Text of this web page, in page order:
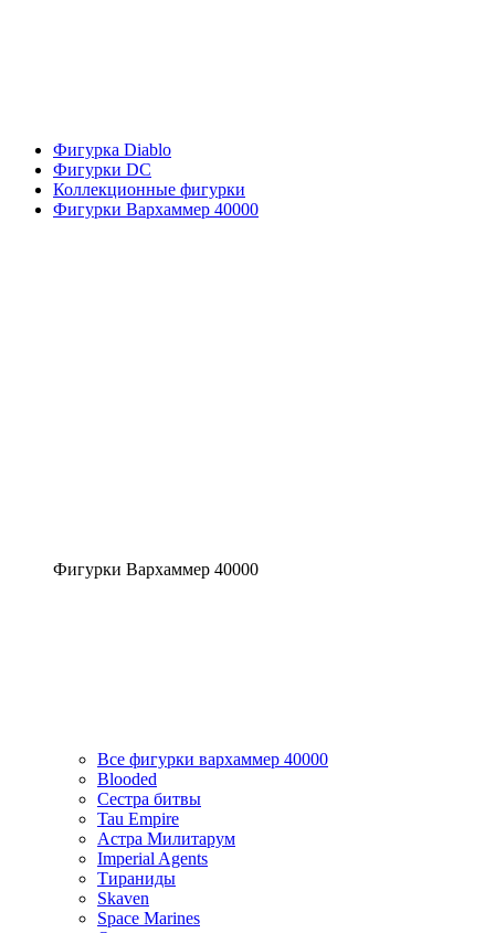
Фигурка Diablo
Фигурки DC
Коллекционные фигурки
Фигурки Вархаммер 40000
Фигурки Вархаммер 40000
Все фигурки вархаммер 40000
Blooded
Сестра битвы
Tau Empire
Астра Милитарум
Imperial Agents
Тираниды
Skaven
Space Marines